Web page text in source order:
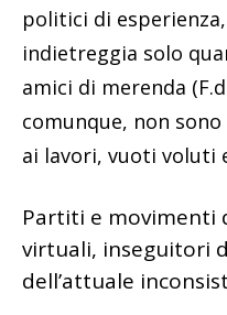
politici di
indietreggia solo
amici di merenda
comunque, non
ai lavori, vuoti voluti
Partiti e movimenti
virtuali, inseguitori
dell’attuale